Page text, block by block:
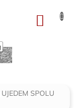
UJEDEM SPOLU